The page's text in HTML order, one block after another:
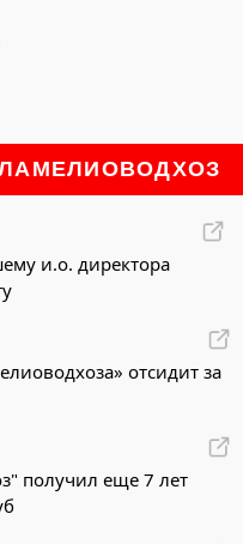
и.о. директора
отсидит за
получил еще 7 лет